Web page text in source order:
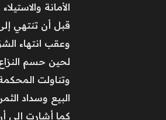
الأمانة
قبل أن تنتهي
وعقب انتهاء
لحين حسم
وتناولت
البيع وسداد
كما أشارت إلى